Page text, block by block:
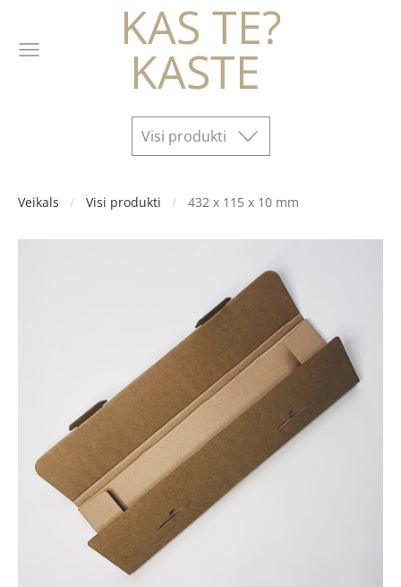
KAS TE?
KASTE
Visi produkti
Veikals Visi produkti 432 x 115 x 10 mm